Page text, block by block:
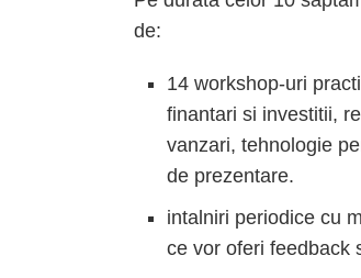
de:
14 workshop-uri
finantari si investitii,
vanzari, tehnologie
de prezentare.
intalniri periodice cu
ce vor oferi feedback